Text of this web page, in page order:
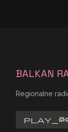
BALKAN
Regionalne
play_store